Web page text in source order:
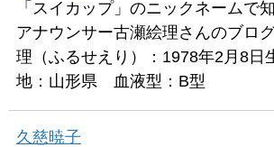
「スイカップ」のニックネームで
アナウンサー古瀬絵理さんのブロ
理（ふるせえり）：1978年2月8
地：山形県 血液型：B型
久慈暁子